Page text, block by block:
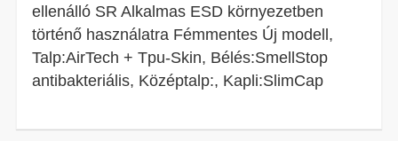
ellenálló SR Alkalmas ESD környezetben
történő használatra Fémmentes Új modell,
Talp:AirTech + Tpu-Skin, Bélés:SmellStop
antibakteriális, Középtalp:, Kapli:SlimCap